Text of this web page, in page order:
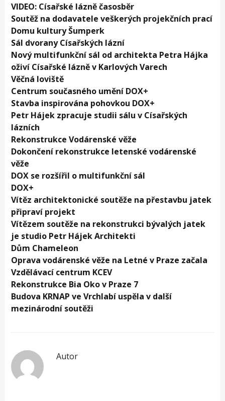
VIDEO: Císařské lázně časosběr
Soutěž na dodavatele veškerých projekčních prací
Domu kultury Šumperk
Sál dvorany Císařských lázní
Nový multifunkční sál od architekta Petra Hájka
oživí Císařské lázně v Karlových Varech
Věčná loviště
Centrum současného umění DOX+
Stavba inspirována pohovkou DOX+
Petr Hájek zpracuje studii sálu v Císařských
lázních
Rekonstrukce Vodárenské věže
Dokončení rekonstrukce letenské vodárenské
věže
DOX se rozšířil o multifunkční sál
DOX+
Vítěz architektonické soutěže na přestavbu jatek
připraví projekt
Vítězem soutěže na rekonstrukci bývalých jatek
je studio Petr Hájek Architekti
Dům Chameleon
Oprava vodárenské věže na Letné v Praze začala
Vzdělávací centrum KCEV
Rekonstrukce Bia Oko v Praze 7
Budova KRNAP ve Vrchlabí uspěla v další
mezinárodní soutěži
Autor